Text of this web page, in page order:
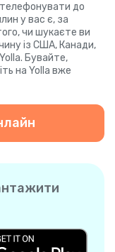
до
у вас є, за
чи шукаєте ви
із США, Канади,
Бувайте,
на Yolla вже